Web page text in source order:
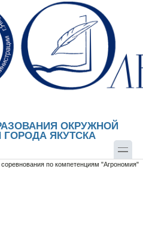
ОКРУЖНОЙ
ЯКУТСКА
по компетенциям "Агрономия"